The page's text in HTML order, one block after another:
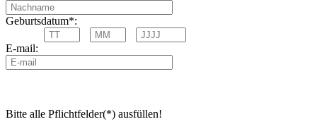
Geburtsdatum*:
E-mail:
Bitte alle Pflichtfelder(*) ausfüllen!